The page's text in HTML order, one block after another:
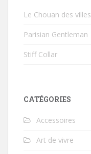
Le Chouan des villes
Parisian Gentleman
Stiff Collar
CATÉGORIES
Accessoires
Art de vivre